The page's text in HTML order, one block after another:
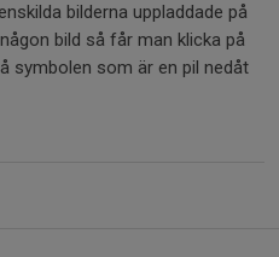
bilderna uppladdade på
bild så får man klicka på
symbolen som är en pil nedåt